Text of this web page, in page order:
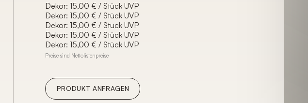
Dekor: 15,00 € / Stück UVP
Dekor: 15,00 € / Stück UVP
Dekor: 15,00 € / Stück UVP
Dekor: 15,00 € / Stück UVP
Dekor: 15,00 € / Stück UVP
Preise sind Nettolistenpreise
PRODUKT ANFRAGEN